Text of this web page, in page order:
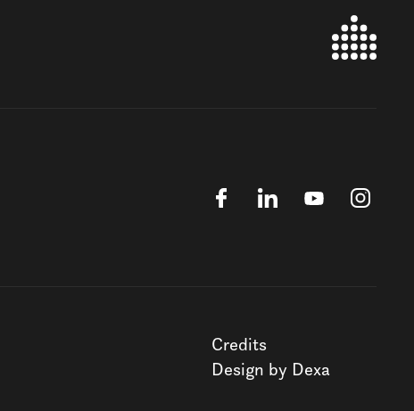
Credits
Design by Dexa